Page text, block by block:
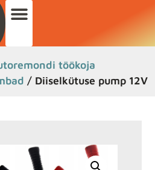
töökoja
/ Diiselkütuse pump 12V